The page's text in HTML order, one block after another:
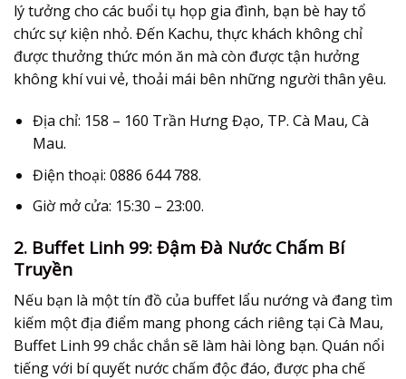
lý tưởng cho các buổi tụ họp gia đình, bạn bè hay tổ
chức sự kiện nhỏ. Đến Kachu, thực khách không chỉ
được thưởng thức món ăn mà còn được tận hưởng
không khí vui vẻ, thoải mái bên những người thân yêu.
Địa chỉ: 158 – 160 Trần Hưng Đạo, TP. Cà Mau, Cà
Mau.
Điện thoại: 0886 644 788.
Giờ mở cửa: 15:30 – 23:00.
2. Buffet Linh 99: Đậm Đà Nước Chấm Bí
Truyền
Nếu bạn là một tín đồ của buffet lẩu nướng và đang tìm
kiếm một địa điểm mang phong cách riêng tại Cà Mau,
Buffet Linh 99 chắc chắn sẽ làm hài lòng bạn. Quán nổi
tiếng với bí quyết nước chấm độc đáo, được pha chế